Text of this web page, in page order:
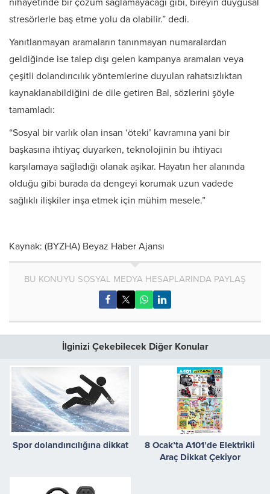
nihayetinde bir çözüm sağlamayacağı gibi, bireyin duygusal
stresörlerle baş etme yolu da olabilir.” dedi.
Yanıtlanmayan aramaların tanınmayan numaralardan
geldiğinde ise talep dışı gelen kampanya aramaları veya
çeşitli dolandırıcılık yöntemlerine duyulan rahatsızlıktan
kaynaklanabildiğini de dile getiren Bal, sözlerini şöyle
tamamladı:
“Sosyal bir varlık olan insan ‘öteki’ kavramına yani bir
başkasına ihtiyaç duyarken, teknolojinin bu ihtiyacı
karşılamaya sağladığı olanak aşikar. Hayatın her alanında
olduğu gibi burada da dengeyi korumak uzun vadede
sağlıklı ilişkiler inşa etmek için mühim mesele.”
Kaynak: (BYZHA) Beyaz Haber Ajansı
BU KONUYU SOSYAL MEDYA HESAPLARINDA PAYLAŞ
İlginizi Çekebilecek Diğer Konular
Spor dolandırıcılığına dikkat
8 Ocak’ta A101’de Elektrikli
Araç Dikkat Çekiyor